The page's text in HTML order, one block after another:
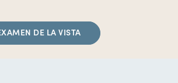
DE LA VISTA